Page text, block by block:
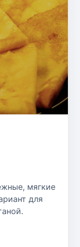
мягкие
для